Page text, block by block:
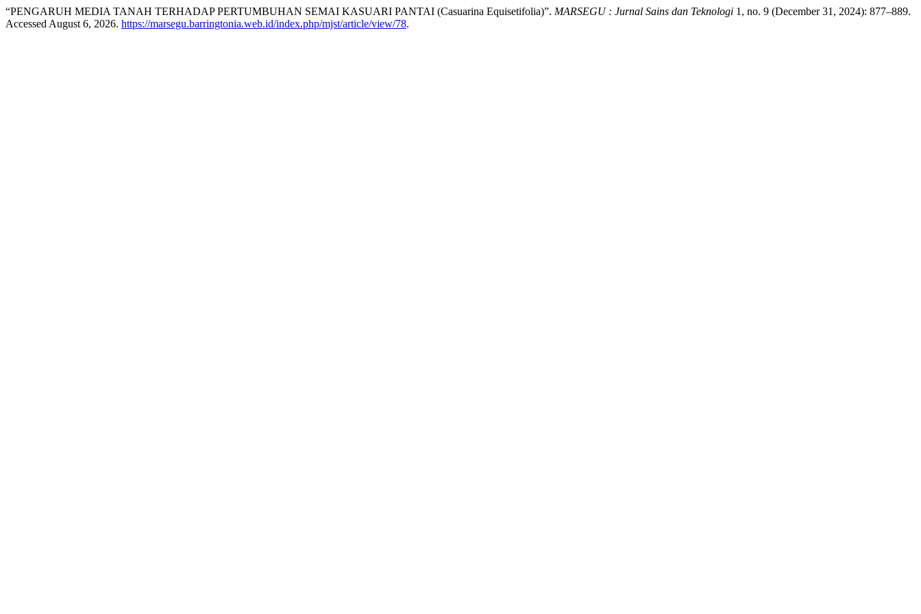
“PENGARUH MEDIA TANAH TERHADAP PERTUMBUHAN SEMAI KASUARI PANTAI (Casuarina Equisetifolia)”. MARSEGU : Jurnal Sains dan Teknologi 1, no. 9 (December 31, 2024): 877–889.
Accessed August 6, 2026. https://marsegu.barringtonia.web.id/index.php/mjst/article/view/78.